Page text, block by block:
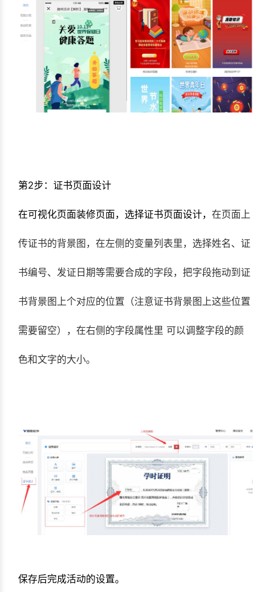
第2步：证书页面设计
在可视化页面装修页面，选择证书页面设计， 在页面上
传证书的背景图，在左侧的变量列表里，选择姓名、证
书编号、发证日期等需要合成的字段，把字段拖动到证
书背景图上个对应的位置（注意证书背景图上这些位置
需要留空），在右侧的字段属性里 可以调整字段的颜
色和文字的大小。
保存后完成活动的设置。